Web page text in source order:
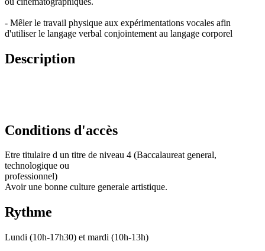
- Mêler le travail physique aux expérimentations vocales afin
d'utiliser le langage verbal conjointement au langage corporel
Description
Conditions d'accès
Etre titulaire d un titre de niveau 4 (Baccalaureat general,
technologique ou
professionnel)
Avoir une bonne culture generale artistique.
Rythme
Lundi (10h-17h30) et mardi (10h-13h)